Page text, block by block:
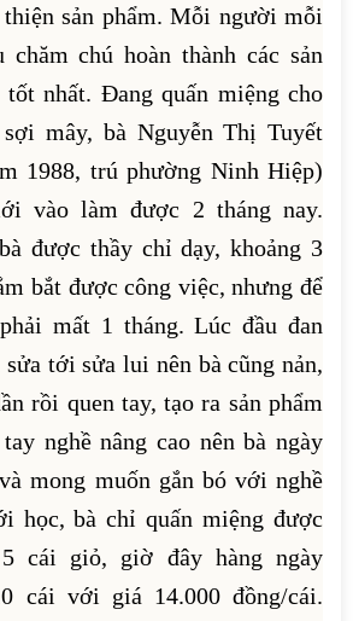
sản phẩm. Mỗi người mỗi
chú hoàn thành các sản
tốt nhất. Đang quấn miệng cho
mây, bà Nguyễn Thị Tuyết
1988, trú phường Ninh Hiệp)
vào làm được 2 tháng nay.
được thầy chỉ dạy, khoảng 3
bắt được công việc, nhưng để
mất 1 tháng. Lúc đầu đan
tới sửa lui nên bà cũng nản,
rồi quen tay, tạo ra sản phẩm
nghề nâng cao nên bà ngày
mong muốn gắn bó với nghề
học, bà chỉ quấn miệng được
cái giỏ, giờ đây hàng ngày
cái với giá 14.000 đồng/cái.